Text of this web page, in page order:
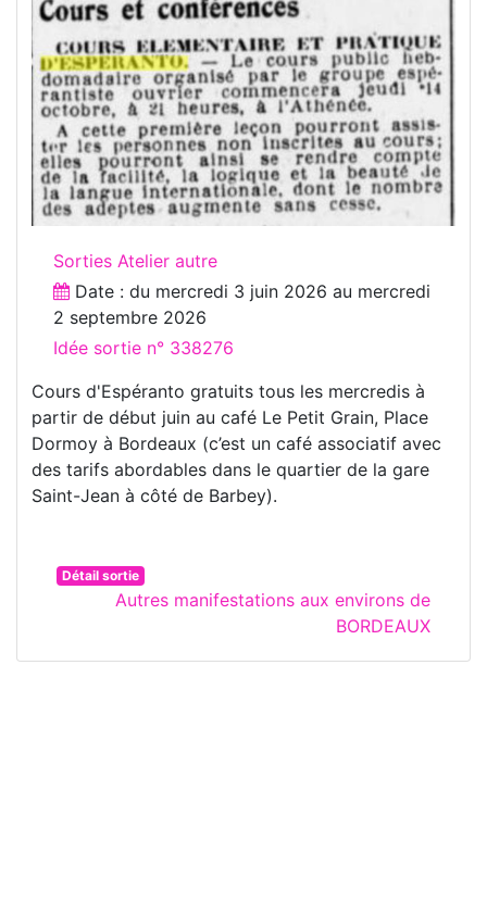
Sorties Atelier autre
Date : du mercredi 3 juin 2026 au mercredi
2 septembre 2026
Idée sortie n° 338276
Cours d'Espéranto gratuits tous les mercredis à
partir de début juin au café Le Petit Grain, Place
Dormoy à Bordeaux (c’est un café associatif avec
des tarifs abordables dans le quartier de la gare
Saint-Jean à côté de Barbey).
Détail sortie
Autres manifestations aux environs de
BORDEAUX